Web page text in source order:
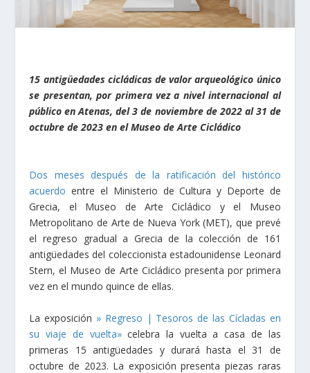
15 antigüedades cicládicas de valor arqueológico único
se presentan, por primera vez a nivel internacional al
público en Atenas, del 3 de noviembre de 2022 al 31 de
octubre de 2023 en el Museo de Arte Cicládico
Dos meses después de la ratificación del histórico
acuerdo entre el Ministerio de Cultura y Deporte de
Grecia, el Museo de Arte Cicládico y el Museo
Metropolitano de Arte de Nueva York (MET), que prevé
el regreso gradual a Grecia de la colección de 161
antigüedades del coleccionista estadounidense Leonard
Stern, el Museo de Arte Cicládico presenta por primera
vez en el mundo quince de ellas.
La exposición » Regreso | Tesoros de las Cícladas en
su viaje de vuelta»celebra la vuelta a casa de las
primeras 15 antigüedades y durará hasta el 31 de
octubre de 2023. La exposición presenta piezas raras